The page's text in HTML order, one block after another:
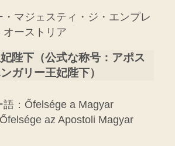
・マジェスティ・ジ・エンプレ
オーストリア
陛下（公式な称号：アポス
ガリー王妃陛下）
語：Őfelsége a Magyar
az Apostoli Magyar